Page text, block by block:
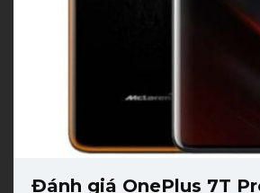
Đánh giá OnePlus 7T